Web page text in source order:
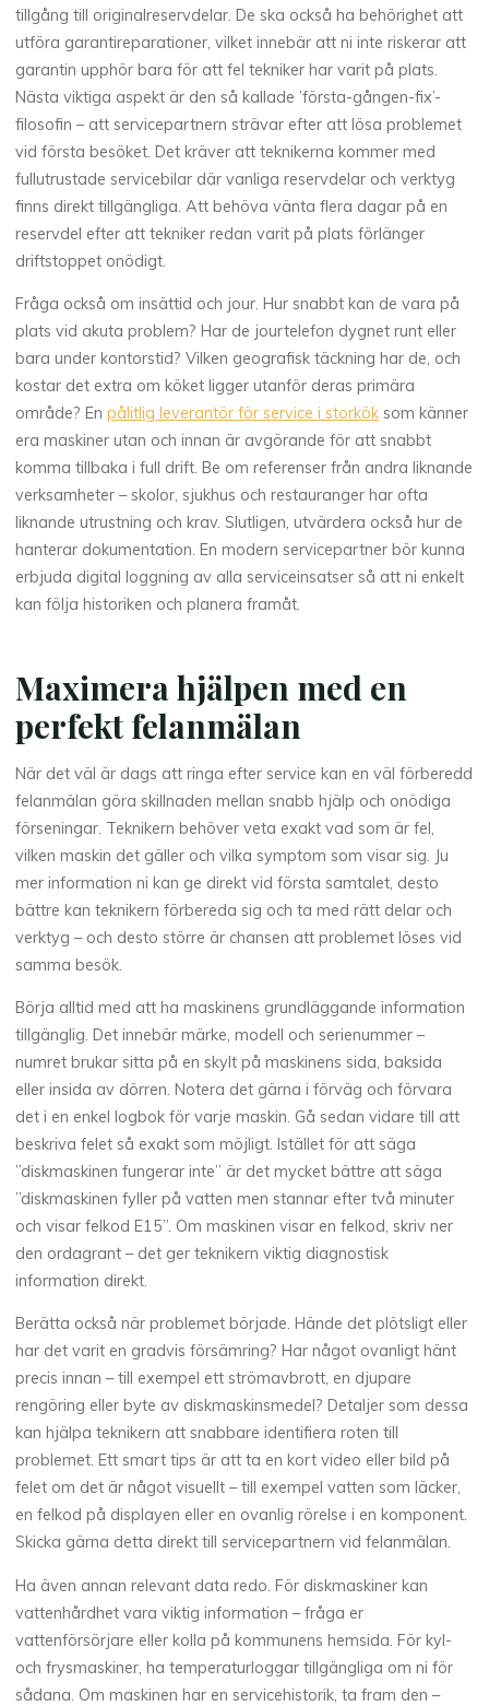
tillgång till originalreservdelar. De ska också ha behörighet att
utföra garantireparationer, vilket innebär att ni inte riskerar att
garantin upphör bara för att fel tekniker har varit på plats.
Nästa viktiga aspekt är den så kallade ’första-gången-fix’-
filosofin – att servicepartnern strävar efter att lösa problemet
vid första besöket. Det kräver att teknikerna kommer med
fullutrustade servicebilar där vanliga reservdelar och verktyg
finns direkt tillgängliga. Att behöva vänta flera dagar på en
reservdel efter att tekniker redan varit på plats förlänger
driftstoppet onödigt.
Fråga också om insättid och jour. Hur snabbt kan de vara på
plats vid akuta problem? Har de jourtelefon dygnet runt eller
bara under kontorstid? Vilken geografisk täckning har de, och
kostar det extra om köket ligger utanför deras primära
område? Enpålitlig leverantör för service i storkök som känner
era maskiner utan och innan är avgörande för att snabbt
komma tillbaka i full drift. Be om referenser från andra liknande
verksamheter – skolor, sjukhus och restauranger har ofta
liknande utrustning och krav. Slutligen, utvärdera också hur de
hanterar dokumentation. En modern servicepartner bör kunna
erbjuda digital loggning av alla serviceinsatser så att ni enkelt
kan följa historiken och planera framåt.
Maximera hjälpen med en
perfekt felanmälan
När det väl är dags att ringa efter service kan en väl förberedd
felanmälan göra skillnaden mellan snabb hjälp och onödiga
förseningar. Teknikern behöver veta exakt vad som är fel,
vilken maskin det gäller och vilka symptom som visar sig. Ju
mer information ni kan ge direkt vid första samtalet, desto
bättre kan teknikern förbereda sig och ta med rätt delar och
verktyg – och desto större är chansen att problemet löses vid
samma besök.
Börja alltid med att ha maskinens grundläggande information
tillgänglig. Det innebär märke, modell och serienummer –
numret brukar sitta på en skylt på maskinens sida, baksida
eller insida av dörren. Notera det gärna i förväg och förvara
det i en enkel logbok för varje maskin. Gå sedan vidare till att
beskriva felet så exakt som möjligt. Istället för att säga
”diskmaskinen fungerar inte” är det mycket bättre att säga
”diskmaskinen fyller på vatten men stannar efter två minuter
och visar felkod E15”. Om maskinen visar en felkod, skriv ner
den ordagrant – det ger teknikern viktig diagnostisk
information direkt.
Berätta också när problemet började. Hände det plötsligt eller
har det varit en gradvis försämring? Har något ovanligt hänt
precis innan – till exempel ett strömavbrott, en djupare
rengöring eller byte av diskmaskinsmedel? Detaljer som dessa
kan hjälpa teknikern att snabbare identifiera roten till
problemet. Ett smart tips är att ta en kort video eller bild på
felet om det är något visuellt – till exempel vatten som läcker,
en felkod på displayen eller en ovanlig rörelse i en komponent.
Skicka gärna detta direkt till servicepartnern vid felanmälan.
Ha även annan relevant data redo. För diskmaskiner kan
vattenhårdhet vara viktig information – fråga er
vattenförsörjare eller kolla på kommunens hemsida. För kyl-
och frysmaskiner, ha temperaturloggar tillgängliga om ni för
sådana. Om maskinen har en servicehistorik, ta fram den –